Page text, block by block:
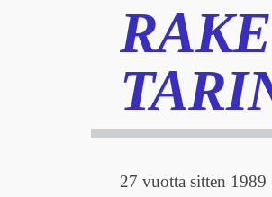
27 vuotta sitten 1989